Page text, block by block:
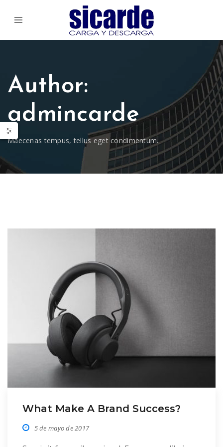
Author:
admincarde
Maecenas tempus, tellus eget condimentum.
What Make A Brand Success?
5 de mayo de 2017